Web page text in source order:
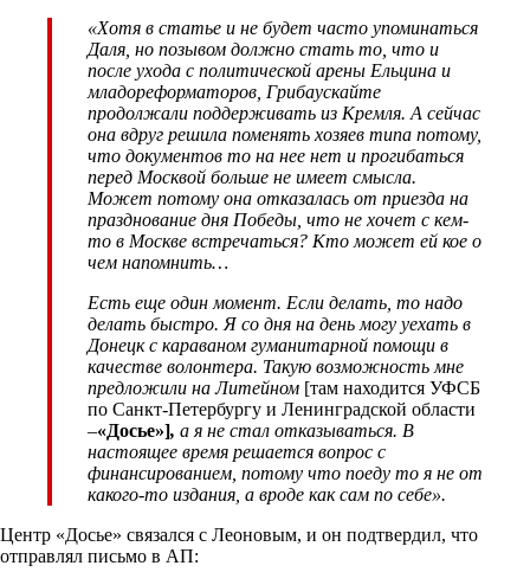
«Хотя в статье и не будет часто упоминаться
Даля, но позывом должно стать то, что и
после ухода с политической арены Ельцина и
младореформаторов, Грибаускайте
продолжали поддерживать из Кремля. А сейчас
она вдруг решила поменять хозяев типа потому,
что документов то на нее нет и прогибаться
перед Москвой больше не имеет смысла.
Может потому она отказалась от приезда на
празднование дня Победы, что не хочет с кем-
то в Москве встречаться? Кто может ей кое о
чем напомнить…
Есть еще один момент. Если делать, то надо
делать быстро. Я со дня на день могу уехать в
Донецк с караваном гуманитарной помощи в
качестве волонтера. Такую возможность мне
предложили на Литейном [там находится УФСБ
по Санкт-Петербургу и Ленинградской области
–«Досье»], а я не стал отказываться. В
настоящее время решается вопрос с
финансированием, потому что поеду то я не от
какого-то издания, а вроде как сам по себе».
Центр «Досье» связался с Леоновым, и он подтвердил, что
отправлял письмо в АП: